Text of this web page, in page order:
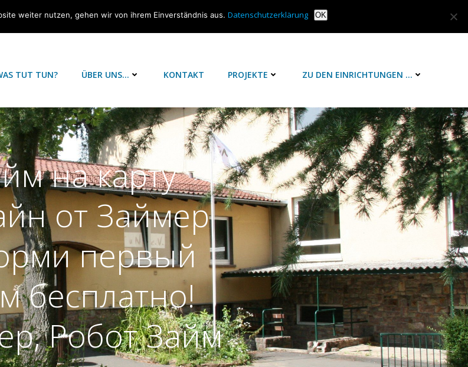
TUT TUN? ÜBER UNS… KONTAKT PROJEKTE ZU DEN EINRICHTUNGEN …
на карту
от Займер
первый
бесплатно!
Робот Займ
weiter nutzen, gehen wir von ihrem Einverständnis aus. Datenschutzerklärung OK